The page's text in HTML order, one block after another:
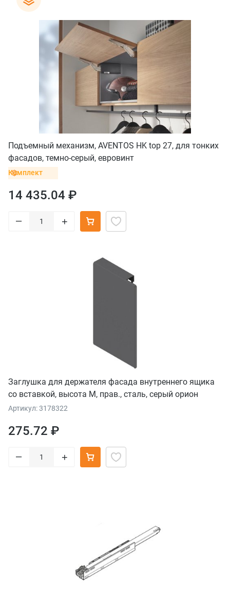
Подъемный механизм, AVENTOS HK top 27, для тонких
фасадов, темно-серый, евровинт
Комплект
14 435.04 ₽
– +
Заглушка для держателя фасада внутреннего ящика
со вставкой, высота М, прав., сталь, серый орион
Артикул: 3178322
275.72 ₽
– +